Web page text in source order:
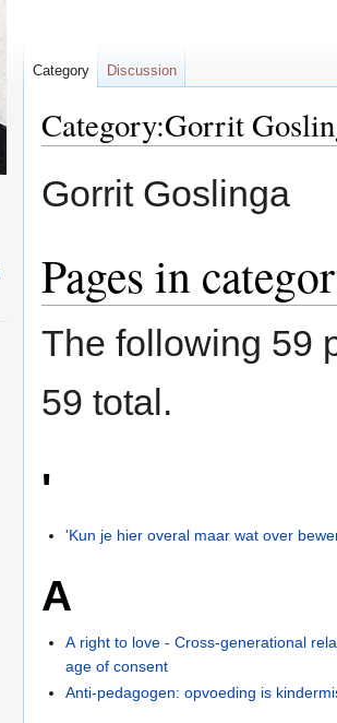
Category:Gorrit
to
to
Gorrit Goslinga
Pages in
The following 59
59 total.
'
'Kun je hier overal maar wat over
A
A right to love - Cross-generational
age of consent
Anti-pedagogen: opvoeding is
Category Discussion